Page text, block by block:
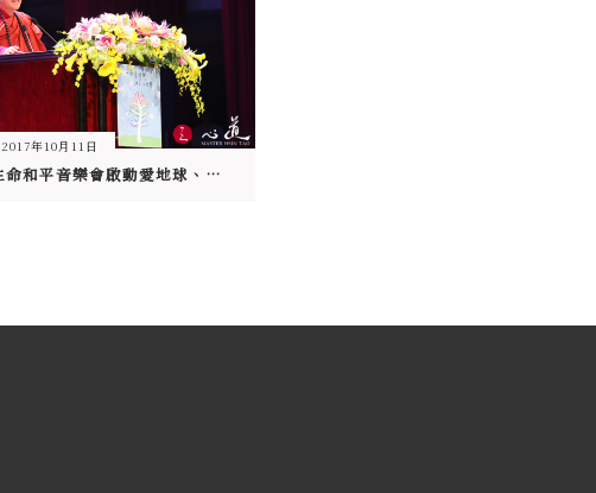
2017年10月11日
生命和平音樂會啟動愛地球、愛和平